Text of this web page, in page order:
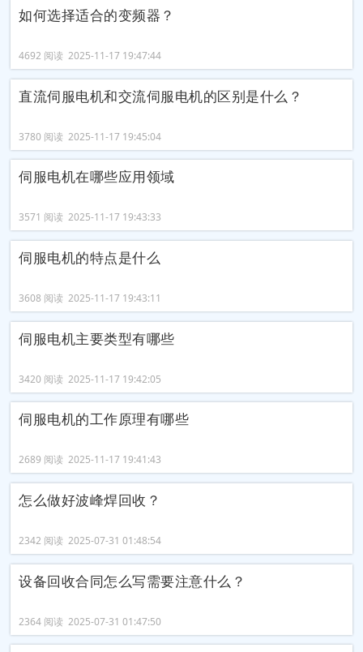
如何选择适合的变频器？
4692 阅读 2025-11-17 19:47:44
直流伺服电机和交流伺服电机的区别是什么？
3780 阅读 2025-11-17 19:45:04
伺服电机在哪些应用领域
3571 阅读 2025-11-17 19:43:33
伺服电机的特点是什么
3608 阅读 2025-11-17 19:43:11
伺服电机主要类型有哪些
3420 阅读 2025-11-17 19:42:05
​伺服电机的工作原理有哪些
2689 阅读 2025-11-17 19:41:43
怎么做好波峰焊回收？
2342 阅读 2025-07-31 01:48:54
设备回收合同怎么写需要注意什么？
2364 阅读 2025-07-31 01:47:50